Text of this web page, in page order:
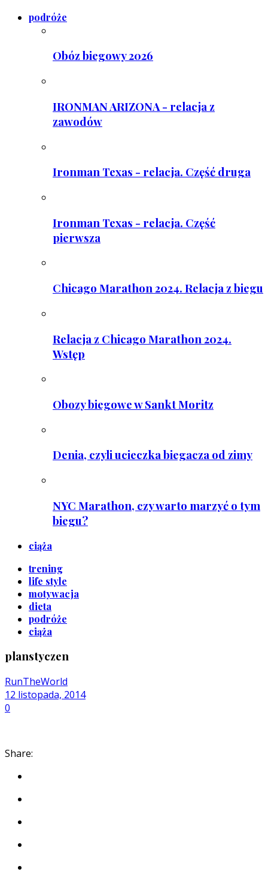
podróże
Obóz biegowy 2026
IRONMAN ARIZONA - relacja z
zawodów
Ironman Texas - relacja. Część druga
Ironman Texas - relacja. Część
pierwsza
Chicago Marathon 2024. Relacja z biegu
Relacja z Chicago Marathon 2024.
Wstęp
Obozy biegowe w Sankt Moritz
Denia, czyli ucieczka biegacza od zimy
NYC Marathon, czy warto marzyć o tym
biegu?
ciąża
trening
life style
motywacja
dieta
podróże
ciąża
planstyczen
RunTheWorld
12 listopada, 2014
0
Share: